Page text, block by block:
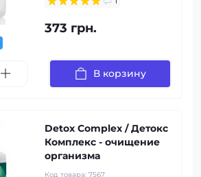
373 грн.
В корзину
Detox Complex / Детокс
Комплекс - очищение
организма
Код товара: 7567